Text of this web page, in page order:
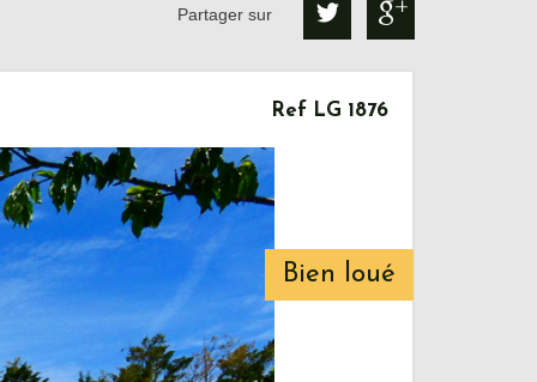
Partager sur
Bien loué
Ref LG 1876